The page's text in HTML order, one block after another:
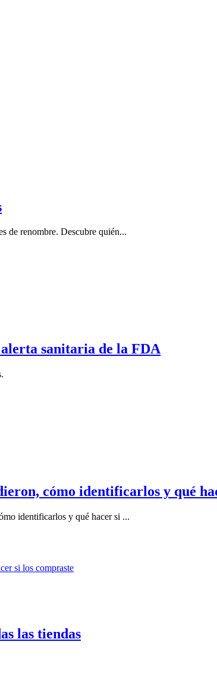
de renombre. Descubre quién...
sanitaria de la FDA
cómo identificarlos y qué
identificarlos y qué hacer si ...
las tiendas